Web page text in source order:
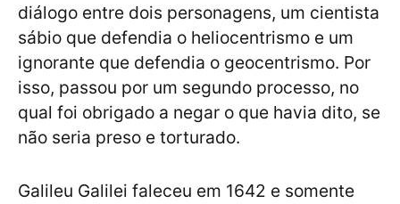
diálogo entre dois personagens, um cientista
sábio que defendia o heliocentrismo e um
ignorante que defendia o geocentrismo. Por
isso, passou por um segundo processo, no
qual foi obrigado a negar o que havia dito, se
não seria preso e torturado.
Galileu Galilei faleceu em 1642 e somente